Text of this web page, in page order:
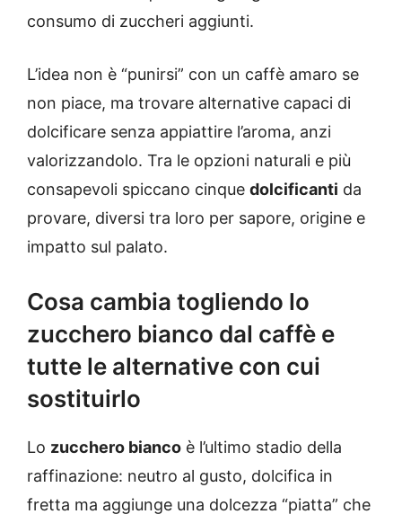
consumo di zuccheri aggiunti.
L’idea non è “punirsi” con un caffè amaro se
non piace, ma trovare alternative capaci di
dolcificare senza appiattire l’aroma, anzi
valorizzandolo. Tra le opzioni naturali e più
consapevoli spiccano cinque dolcificanti da
provare, diversi tra loro per sapore, origine e
impatto sul palato.
Cosa cambia togliendo lo
zucchero bianco dal caffè e
tutte le alternative con cui
sostituirlo
Lo zucchero bianco è l’ultimo stadio della
raffinazione: neutro al gusto, dolcifica in
fretta ma aggiunge una dolcezza “piatta” che